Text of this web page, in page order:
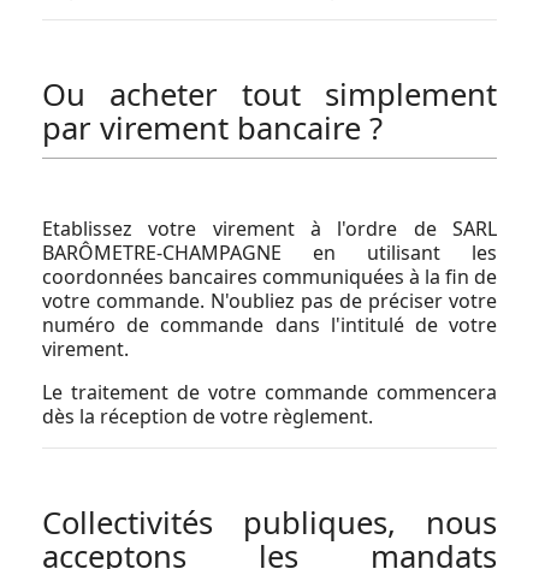
Ou acheter tout simplement
par virement bancaire ?
Etablissez votre virement à l'ordre de SARL
BARÔMETRE-CHAMPAGNE en utilisant les
coordonnées bancaires communiquées à la fin de
votre commande. N'oubliez pas de préciser votre
numéro de commande dans l'intitulé de votre
virement.
Le traitement de votre commande commencera
dès la réception de votre règlement.
Collectivités publiques, nous
acceptons les mandats